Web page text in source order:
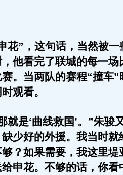
”，这句话，当然被一
他看完了联城的每一场
。当两队的赛程“撞车
观看。
是‘曲线救国’。”朱骏
少好的外援。我当时就
？如果需要，我这里堤
申花。不够的话，你看